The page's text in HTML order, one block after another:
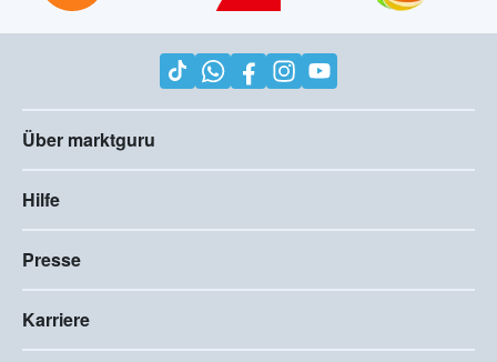
Über marktguru
Hilfe
Presse
Karriere